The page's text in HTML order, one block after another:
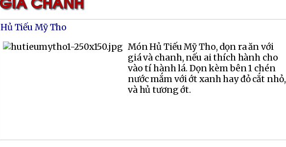
Hủ Tiếu Mỹ Tho
Món Hủ Tiếu Mỹ Tho, dọn ra ăn với
giá và chanh, nếu ai thích hành cho
vào tí hành lá. Dọn kèm bên 1 chén
nước mắm với ớt xanh hay đỏ cắt nhỏ,
và hủ tương ớt.